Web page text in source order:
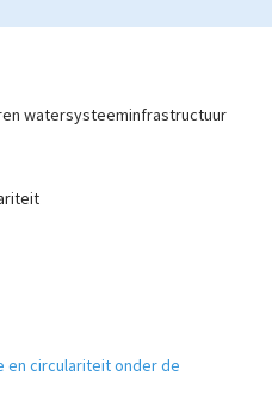
watersysteeminfrastructuur
en circulariteit onder de